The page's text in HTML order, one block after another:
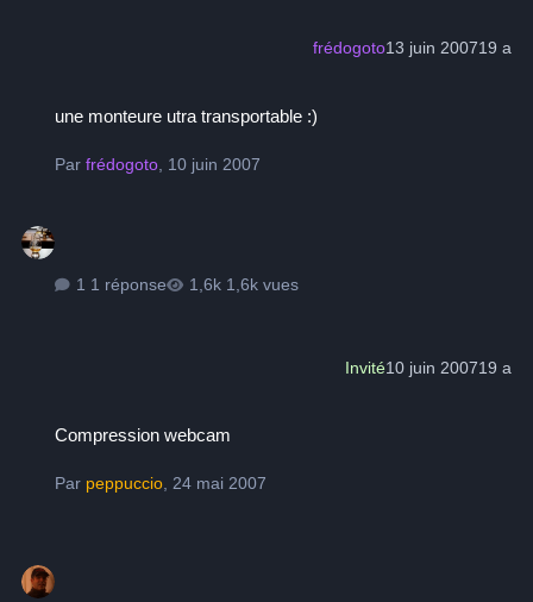
frédogoto13 juin 200719 a
une monteure utra transportable :)
Parfrédogoto 10 juin 2007
1 réponse 1,6k vues
Invité10 juin 200719 a
Compression webcam
Par peppuccio,24 mai 2007